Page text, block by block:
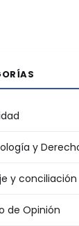
y
y conciliación
de Opinión